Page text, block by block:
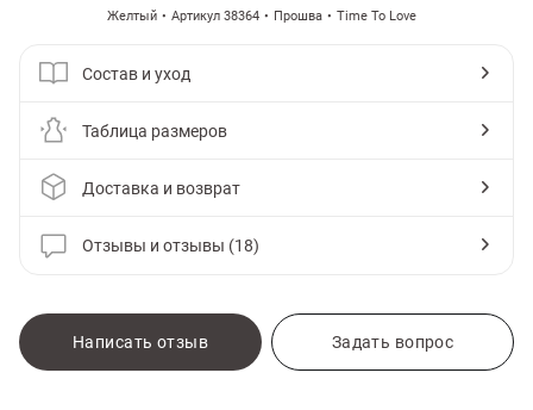
Желтый Артикул 38364 Прошва Time To Love
Состав и уход
Таблица размеров
Доставка и возврат
Отзывы и отзывы (18)
Написать отзыв Задать вопрос